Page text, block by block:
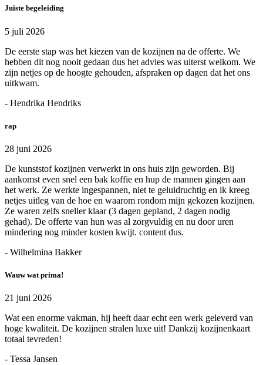
Juiste begeleiding
5 juli 2026
De eerste stap was het kiezen van de kozijnen na de offerte. We
hebben dit nog nooit gedaan dus het advies was uiterst welkom. We
zijn netjes op de hoogte gehouden, afspraken op dagen dat het ons
uitkwam.
- Hendrika Hendriks
rap
28 juni 2026
De kunststof kozijnen verwerkt in ons huis zijn geworden. Bij
aankomst even snel een bak koffie en hup de mannen gingen aan
het werk. Ze werkte ingespannen, niet te geluidruchtig en ik kreeg
netjes uitleg van de hoe en waarom rondom mijn gekozen kozijnen.
Ze waren zelfs sneller klaar (3 dagen gepland, 2 dagen nodig
gehad). De offerte van hun was al zorgvuldig en nu door uren
mindering nog minder kosten kwijt. content dus.
- Wilhelmina Bakker
Wauw wat prima!
21 juni 2026
Wat een enorme vakman, hij heeft daar echt een werk geleverd van
hoge kwaliteit. De kozijnen stralen luxe uit! Dankzij kozijnenkaart
totaal tevreden!
- Tessa Jansen